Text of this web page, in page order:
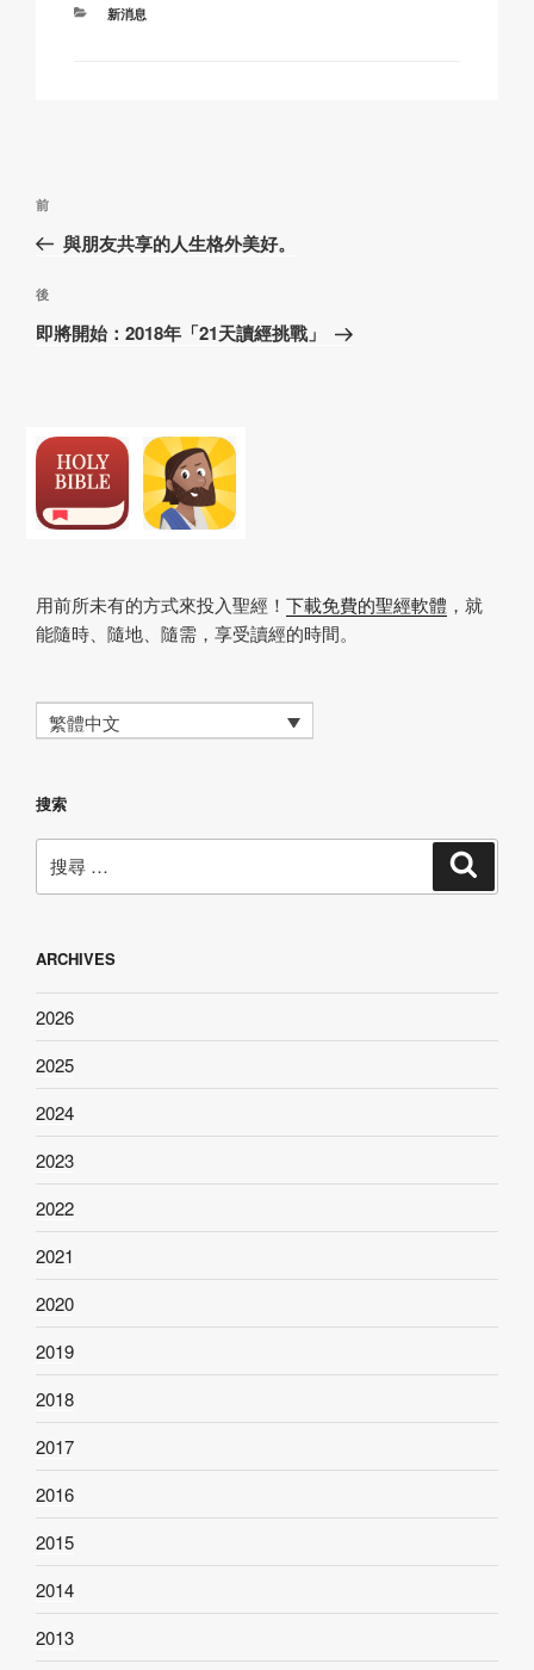
k
分
新消息
文
導
覽
上
一
文
章
前
與朋友共享的人生格外美好。
下
篇
後
即將開始：2018年「21天讀經挑戰」
用前所未有的方式來投入聖經！ 下載免費的聖經軟體 ，就
能隨時、隨地、隨需，享受讀經的時間。
繁體中文
搜索
尋：
ARCHIVES
2026
2025
2024
2023
2022
2021
2020
2019
2018
2017
2016
2015
2014
2013